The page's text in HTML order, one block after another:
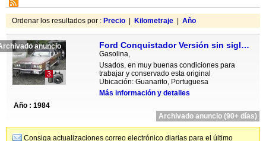
Ordenar los resultados por : Precio Kilometraje Año
anuncio
3
Ford Conquistador Versión sin siglas - Automatico
Gasolina,
Usados, en muy buenas condiciones para
trabajar y conservado esta original
Ubicación: Guanarito, Portuguesa
Más información y detalles
Año : 1984
Archivado anuncio (90+ días)
Consiga actualizaciones correo electrónico diarias para el último